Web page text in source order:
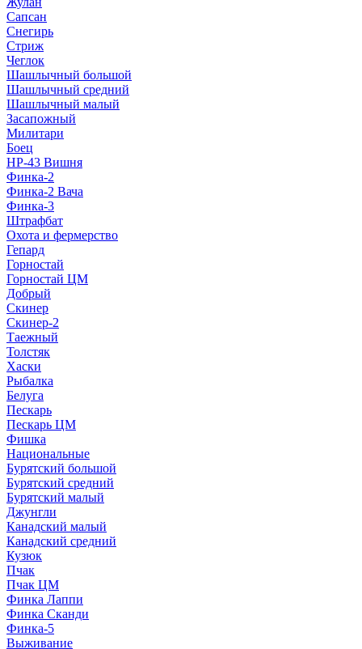
Сапсан
Снегирь
Стриж
Чеглок
Шашлычный большой
Шашлычный средний
Шашлычный малый
Засапожный
Милитари
Боец
НР-43 Вишня
Финка-2
Финка-2 Вача
Финка-3
Штрафбат
Охота и фермерство
Гепард
Горностай
Горностай ЦМ
Добрый
Скинер
Скинер-2
Таежный
Толстяк
Хаски
Рыбалка
Белуга
Пескарь
Пескарь ЦМ
Фишка
Национальные
Бурятский большой
Бурятский средний
Бурятский малый
Джунгли
Канадский малый
Канадский средний
Кузюк
Пчак
Пчак ЦМ
Финка Лаппи
Финка Сканди
Финка-5
Выживание